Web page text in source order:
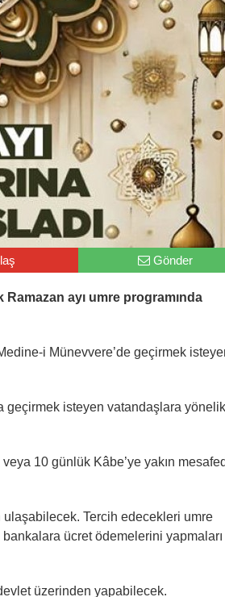
Gönder
ayı umre programında
i Münevvere’de geçirmek
geçirmek isteyen vatandaşlara yönelik
10 günlük Kâbe’ye yakın
ulaşabilecek. Tercih edecekleri umre
ücret ödemelerini yapmaları
üzerinden yapabilecek.